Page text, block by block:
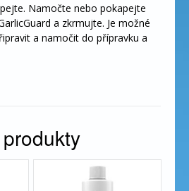
Namočte nebo pokapejte
a zkrmujte. Je možné
a namočit do přípravku a